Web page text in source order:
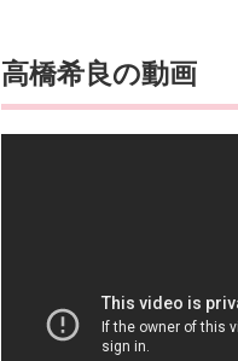
高橋希良の動画